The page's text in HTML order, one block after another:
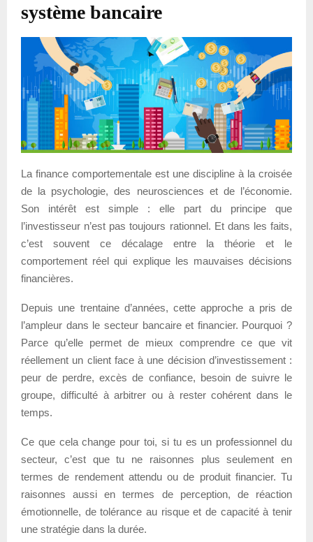
système bancaire
La finance comportementale est une discipline à la croisée
de la psychologie, des neurosciences et de l’économie.
Son intérêt est simple : elle part du principe que
l’investisseur n’est pas toujours rationnel. Et dans les faits,
c’est souvent ce décalage entre la théorie et le
comportement réel qui explique les mauvaises décisions
financières.
Depuis une trentaine d’années, cette approche a pris de
l’ampleur dans le secteur bancaire et financier. Pourquoi ?
Parce qu’elle permet de mieux comprendre ce que vit
réellement un client face à une décision d’investissement :
peur de perdre, excès de confiance, besoin de suivre le
groupe, difficulté à arbitrer ou à rester cohérent dans le
temps.
Ce que cela change pour toi, si tu es un professionnel du
secteur, c’est que tu ne raisonnes plus seulement en
termes de rendement attendu ou de produit financier. Tu
raisonnes aussi en termes de perception, de réaction
émotionnelle, de tolérance au risque et de capacité à tenir
une stratégie dans la durée.